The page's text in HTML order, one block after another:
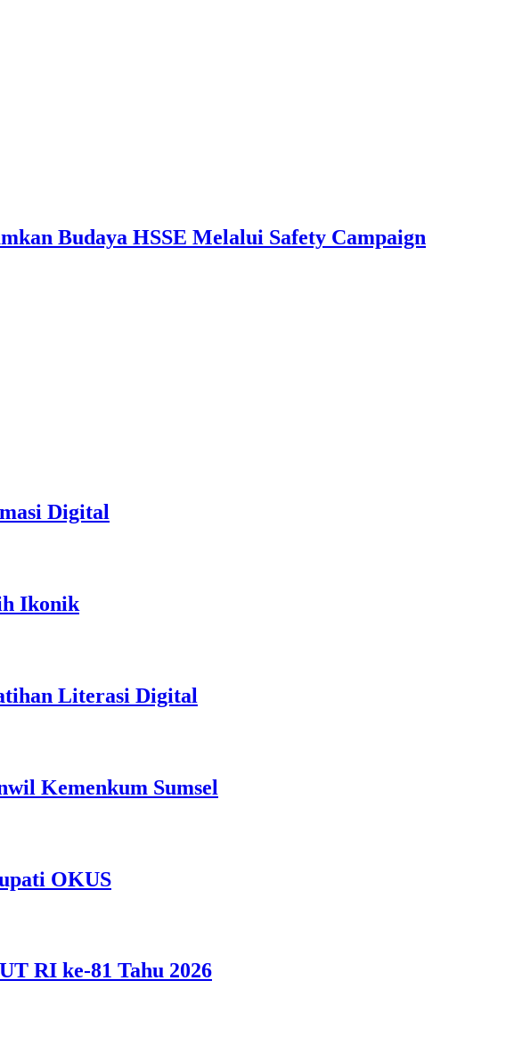
Budaya HSSE Melalui Safety Campaign
Digital
Ikonik
Literasi Digital
Kemenkum Sumsel
OKUS
RI ke-81 Tahu 2026